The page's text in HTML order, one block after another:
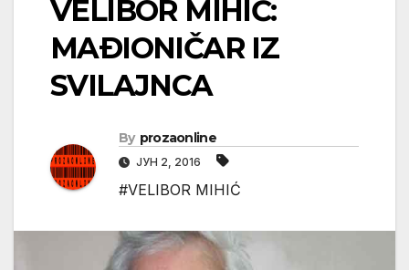
VELIBOR MIHIĆ:
MAÐIONIČAR IZ
SVILAJNCA
By prozaonline
ЈУН 2, 2016
#VELIBOR MIHIĆ